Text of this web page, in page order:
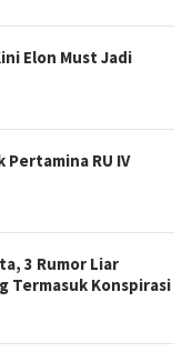
Elon Must Jadi
Pertamina RU IV
3 Rumor Liar
Termasuk Konspirasi